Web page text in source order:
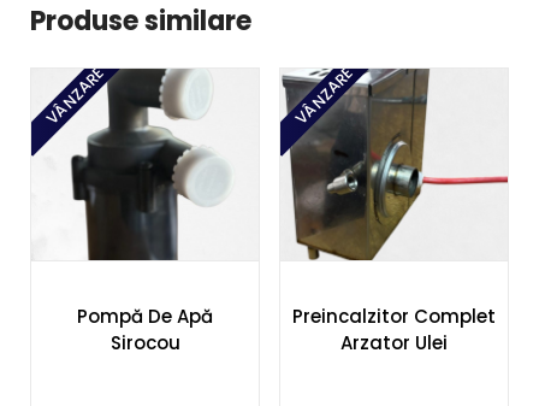
Produse similare
VÂNZARE
Pompă De Apă
Sirocou
VÂNZARE
Preincalzitor Complet
Arzator Ulei